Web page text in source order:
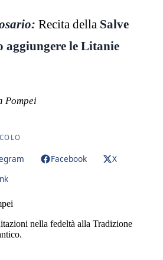
Recita della Salve
aggiungere le Litanie
Pompei
Facebook
X
nella fedeltà alla Tradizione